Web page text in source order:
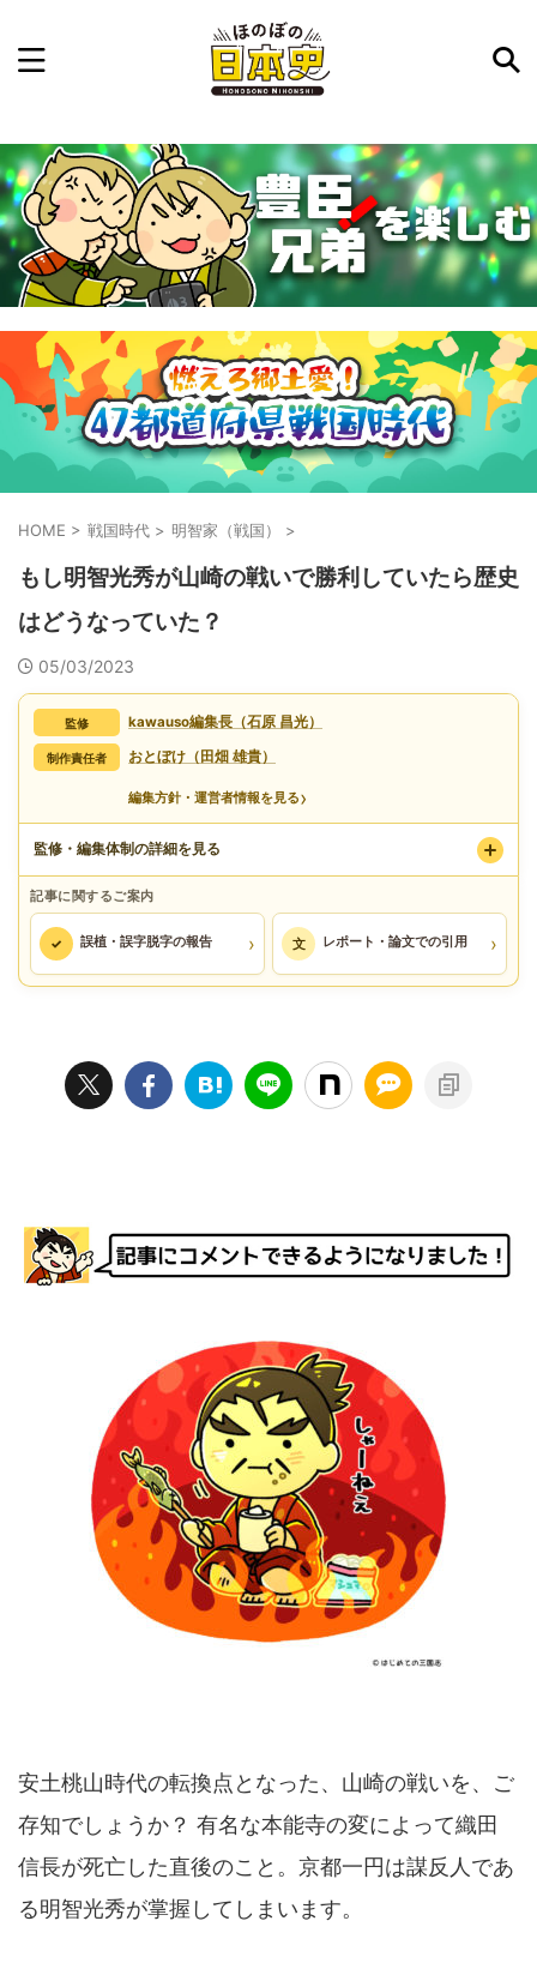
気になった日本史の事件や人物、時代などを入力して
ね。中の人が24時間手動で検索結果を提示するよ（嘘
です）
例：織田信長 長篠の戦い
HOME > 戦国時代 > 明智家（戦国） >
もし明智光秀が山崎の戦いで勝利していたら歴史
はどうなっていた？
05/03/2023
監修 kawauso編集長（石原 昌光）
制作責任者 おとぼけ（田畑 雄貴）
編集方針・運営者情報を見る›
監修・編集体制の詳細を見る
記事に関するご案内
✓ 誤植・誤字脱字の報告 › 文 レポート・論文での引用 ›
安土桃山時代の転換点となった、山崎の戦いを、ご
存知でしょうか？ 有名な本能寺の変によって織田
信長が死亡した直後のこと。京都一円は謀反人であ
る明智光秀が掌握してしまいます。